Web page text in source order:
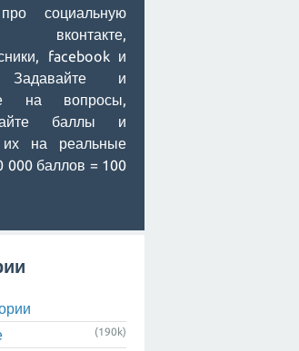
социальную
facebook и
и
на вопросы,
баллы и
их на реальные
000 баллов = 100
(190k)